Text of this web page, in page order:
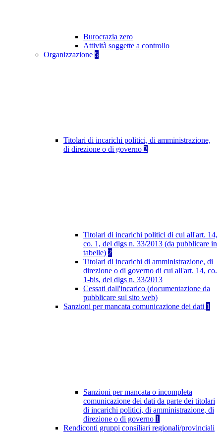
Burocrazia zero
Attività soggette a controllo
Organizzazione 5
Titolari di incarichi politici, di amministrazione,
di direzione o di governo 2
Titolari di incarichi politici di cui all'art. 14,
co. 1, del dlgs n. 33/2013 (da pubblicare in
tabelle) 2
Titolari di incarichi di amministrazione, di
direzione o di governo di cui all'art. 14, co.
1-bis, del dlgs n. 33/2013
Cessati dall'incarico (documentazione da
pubblicare sul sito web)
Sanzioni per mancata comunicazione dei dati 1
Sanzioni per mancata o incompleta
comunicazione dei dati da parte dei titolari
di incarichi politici, di amministrazione, di
direzione o di governo 1
Rendiconti gruppi consiliari regionali/provinciali